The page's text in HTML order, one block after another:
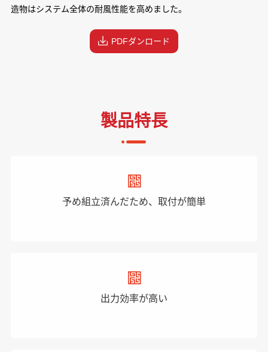
造物はシステム全体の耐風性能を高めました。
PDFダンロード
製品特長
予め組立済んだため、取付が簡単
出力効率が高い